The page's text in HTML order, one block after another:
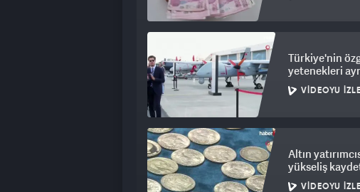
Türkiye'nin
yetenekleri
VIDEOYU İZLE
Altın
yükseliş
VIDEOYU İZLE